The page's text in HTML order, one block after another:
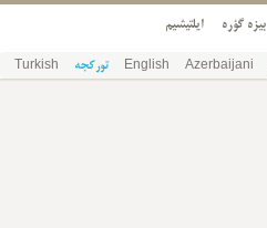
بیزه گؤره ایلتیشیم
Azerbaijani
English تورکجه Turkish